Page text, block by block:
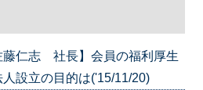
藤仁志 社長】会員の福利厚生
設立の目的は('15/11/20)